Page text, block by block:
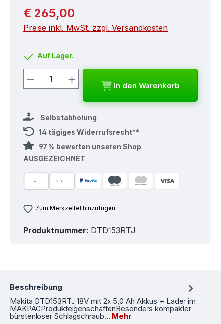
Regulärer Preis:
€ 265,00
Preise inkl. MwSt. zzgl. Versandkosten
Auf Lager.
Produkt Anzahl: Gib den
In den Warenkorb
Selbstabholung
14 tägiges Widerrufsrecht**
97 % bewerten unseren Shop
AUSGEZEICHNET
Zum Merkzettel hinzufügen
Produktnummer: DTD153RTJ
Beschreibung
Makita DTD153RTJ 18V mit 2x 5,0 Ah Akkus + Lader im
MAKPACProdukteigenschaftenBesonders kompakter
bürstenloser Schlagschraub… Mehr